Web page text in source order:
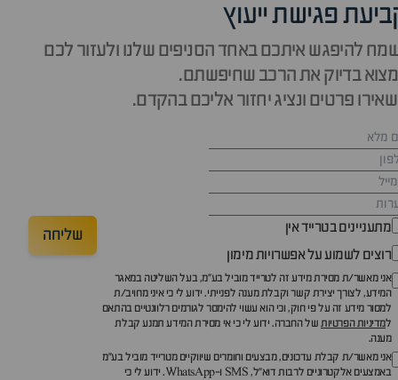
פגישת ייעוץ
להיפגש איתכם באחד הסניפים שלנו ולעזור לכם
בדיוק את הרכב שחיפשתם.
פרטים ונציג יחזור אליכם בהקדם.
מתעניינים בטרייד אין
רוצים לשמוע על אפשרויות מימון
אני מאשר/ת מסירת מידע זה לטרייד מוביל בע"מ, בעל השליטה במאגר
המידע, לצורך יצירת קשר וקבלת מענה לפנייתי. ידוע לי כי איני מחויב/ת
למסור מידע זה על פי חוק, וכי הוא עשוי להימסר לגורמים רלוונטיים בהתאם
למדיניות הפרטיותשל החברה. ידוע לי כי אי מסירת המידע תמנע קבלת
מענה.
אני מאשר/ת קבלת עדכונים, מבצעים וחומרים שיווקיים מטרייד מוביל בע"מ
באמצעים אלקטרוניים לרבות דוא״ל, SMS ו-WhatsApp. ידוע לי כי
שליחה